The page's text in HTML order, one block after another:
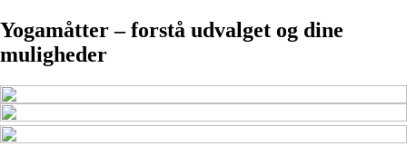
Yogamåtter – forstå udvalget og dine
muligheder